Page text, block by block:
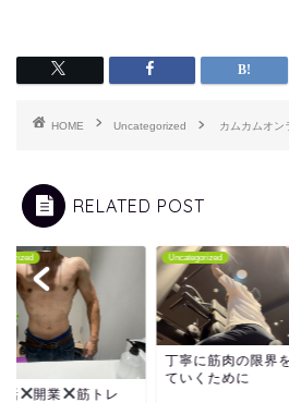
HOME Uncategorized カムカムオン
RELATED POST
話 開業 筋トレ
Uncategorized
丁寧に筋肉の限界
ていくために